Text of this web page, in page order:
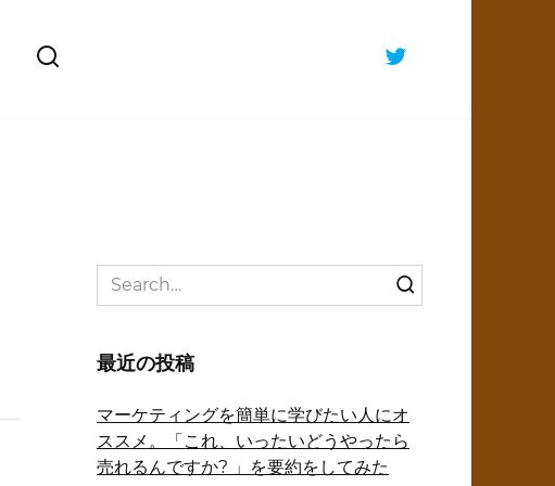
Search
for:
最近の投稿
マーケティングを簡単に学びたい人にオ
ススメ。「これ、いったいどうやったら
売れるんですか? 」を要約をしてみた